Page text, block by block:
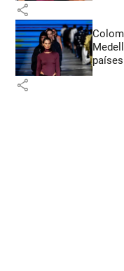
share
países
share